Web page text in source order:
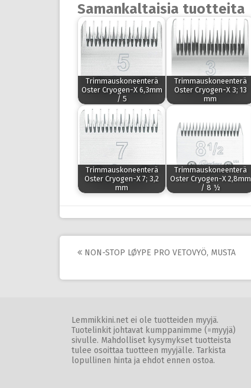
Samankaltaisia tuotteita
Trimmauskoneenterä
Oster Cryogen-X 6,3mm
/ 5
Trimmauskoneenterä
Oster Cryogen-X 3; 13
mm
Trimmauskoneenterä
Oster Cryogen-X 7; 3,2
mm
Trimmauskoneenterä
Oster Cryogen-X 2,8mm
/ 8 ½
Post
NON-STOP LØYPE PRO VETOVYÖ, MUSTA
Lemmikkini.net ei ole tuotteiden myyjä.
Tuotelinkit johtavat kumppanimme (=myyjä)
sivulle. Mahdolliset kysymykset tuotteista
tulee osoittaa tuotteen myyjälle. Tarkista
lopullinen hinta ja ehdot ennen ostoa.